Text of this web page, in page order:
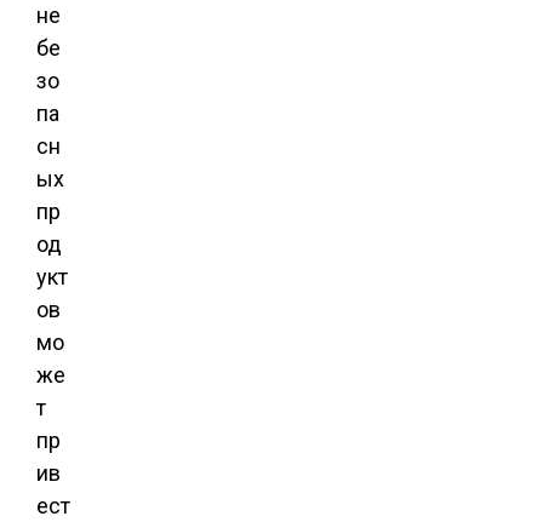
не
бе
зо
па
сн
ых
пр
од
укт
ов
мо
же
т
пр
ив
ест